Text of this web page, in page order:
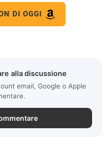
DI OGGI
alla discussione
email, Google o Apple